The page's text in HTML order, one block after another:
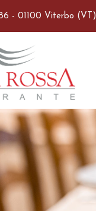
- 01100 Viterbo (VT)